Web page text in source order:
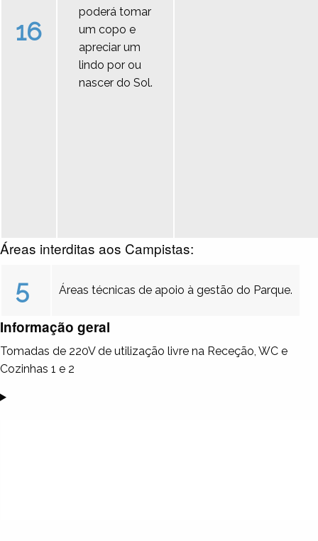
16
poderá tomar
um copo e
apreciar um
lindo por ou
nascer do Sol.
Áreas interditas aos Campistas:
5 Áreas técnicas de apoio à gestão do Parque.
Informação geral
Tomadas de 220V de utilização livre na Receção, WC e
Cozinhas 1 e 2